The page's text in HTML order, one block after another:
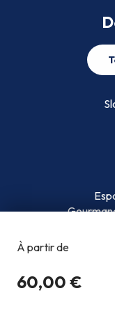
Copyright @2026